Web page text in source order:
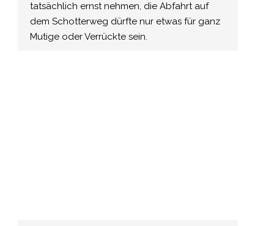
tatsächlich ernst nehmen, die Abfahrt auf
dem Schotterweg dürfte nur etwas für ganz
Mutige oder Verrückte sein.